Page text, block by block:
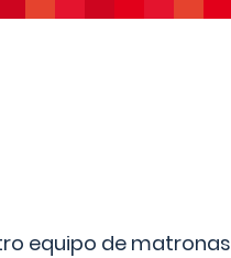
equipo de matronas